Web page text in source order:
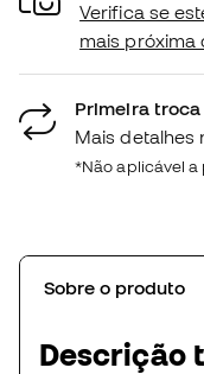
Verifica se
mais próxima
Primeira
Mais detalhes
*Não aplicável
Sobre o produto
Descrição